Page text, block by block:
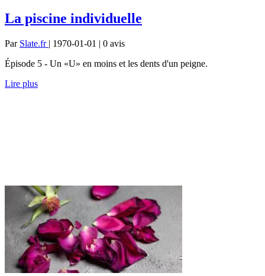
La piscine individuelle
Par Slate.fr | 1970-01-01 | 0 avis
Épisode 5 - Un «U» en moins et les dents d'un peigne.
Lire plus